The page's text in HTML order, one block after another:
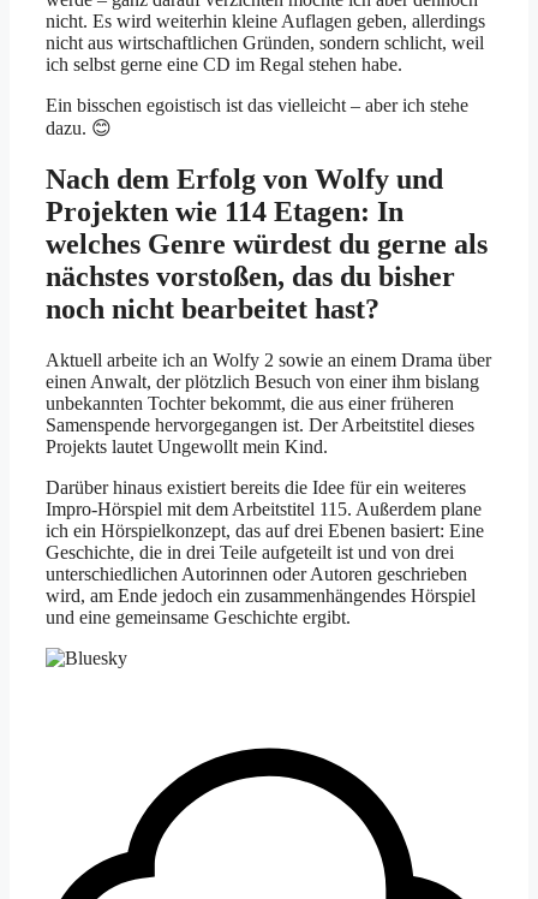
nicht. Es wird weiterhin kleine Auflagen geben, allerdings
nicht aus wirtschaftlichen Gründen, sondern schlicht, weil
ich selbst gerne eine CD im Regal stehen habe.
Ein bisschen egoistisch ist das vielleicht – aber ich stehe
dazu. 😊
Nach dem Erfolg von Wolfy und
Projekten wie 114 Etagen: In
welches Genre würdest du gerne als
nächstes vorstoßen, das du bisher
noch nicht bearbeitet hast?
Aktuell arbeite ich an Wolfy 2 sowie an einem Drama über
einen Anwalt, der plötzlich Besuch von einer ihm bislang
unbekannten Tochter bekommt, die aus einer früheren
Samenspende hervorgegangen ist. Der Arbeitstitel dieses
Projekts lautet Ungewollt mein Kind.
Darüber hinaus existiert bereits die Idee für ein weiteres
Impro-Hörspiel mit dem Arbeitstitel 115. Außerdem plane
ich ein Hörspielkonzept, das auf drei Ebenen basiert: Eine
Geschichte, die in drei Teile aufgeteilt ist und von drei
unterschiedlichen Autorinnen oder Autoren geschrieben
wird, am Ende jedoch ein zusammenhängendes Hörspiel
und eine gemeinsame Geschichte ergibt.